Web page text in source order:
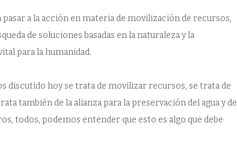
a la acción en materia de movilización de recursos,
de soluciones basadas en la naturaleza y la
para la humanidad.
discutido hoy se trata de movilizar recursos, se trata de
también de la alianza para la preservación del agua y de
todos, podemos entender que esto es algo que debe